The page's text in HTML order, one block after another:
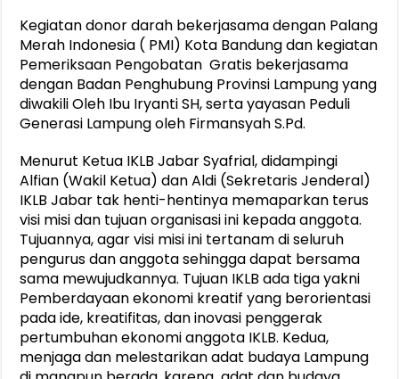
Kegiatan donor darah bekerjasama dengan Palang
Merah Indonesia ( PMI) Kota Bandung dan kegiatan
Pemeriksaan Pengobatan Gratis bekerjasama
dengan Badan Penghubung Provinsi Lampung yang
diwakili Oleh Ibu Iryanti SH, serta yayasan Peduli
Generasi Lampung oleh Firmansyah S.Pd.
Menurut Ketua IKLB Jabar Syafrial, didampingi
Alfian (Wakil Ketua) dan Aldi (Sekretaris Jenderal)
IKLB Jabar tak henti-hentinya memaparkan terus
visi misi dan tujuan organisasi ini kepada anggota.
Tujuannya, agar visi misi ini tertanam di seluruh
pengurus dan anggota sehingga dapat bersama
sama mewujudkannya. Tujuan IKLB ada tiga yakni
Pemberdayaan ekonomi kreatif yang berorientasi
pada ide, kreatifitas, dan inovasi penggerak
pertumbuhan ekonomi anggota IKLB. Kedua,
menjaga dan melestarikan adat budaya Lampung